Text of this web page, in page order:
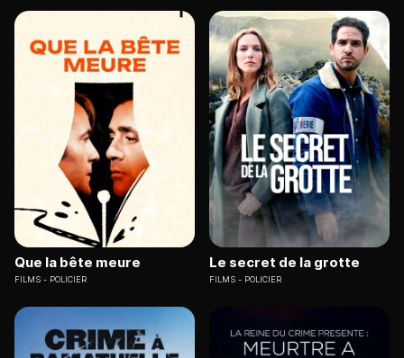
Que la bête meure
FILMS POLICIER
Le secret de la grotte
FILMS POLICIER